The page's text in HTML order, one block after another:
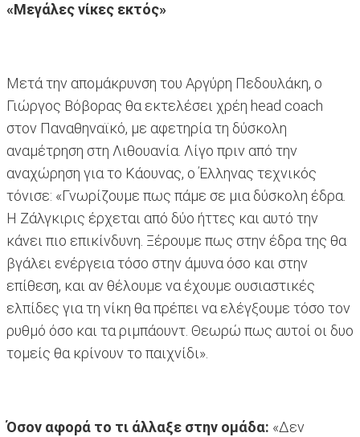
«Μεγάλες νίκες εκτός»
Μετά την απομάκρυνση του Αργύρη Πεδουλάκη, ο
Γιώργος Βόβορας θα εκτελέσει χρέη head coach
στον Παναθηναϊκό, με αφετηρία τη δύσκολη
αναμέτρηση στη Λιθουανία. Λίγο πριν από την
αναχώρηση για το Κάουνας, ο Έλληνας τεχνικός
τόνισε: «Γνωρίζουμε πως πάμε σε μια δύσκολη έδρα.
Η Ζάλγκιρις έρχεται από δύο ήττες και αυτό την
κάνει πιο επικίνδυνη. Ξέρουμε πως στην έδρα της θα
βγάλει ενέργεια τόσο στην άμυνα όσο και στην
επίθεση, και αν θέλουμε να έχουμε ουσιαστικές
ελπίδες για τη νίκη θα πρέπει να ελέγξουμε τόσο τον
ρυθμό όσο και τα ριμπάουντ. Θεωρώ πως αυτοί οι δυο
τομείς θα κρίνουν το παιχνίδι».
Όσον αφορά το τι άλλαξε στην ομάδα: «Δεν